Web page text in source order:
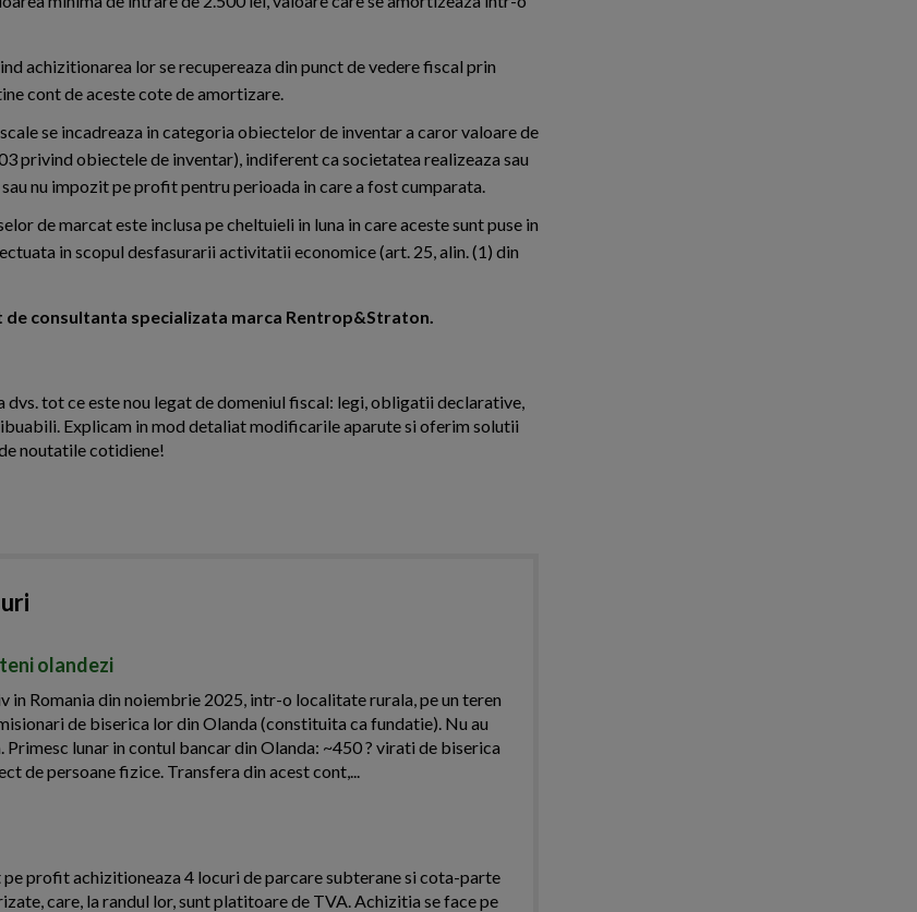
achizitionarea lor se recupereaza din punct de vedere fiscal prin
cont de aceste cote de amortizare.
se incadreaza in categoria obiectelor de inventar a caror valoare de
privind obiectele de inventar), indiferent ca societatea realizeaza sau
nu impozit pe profit pentru perioada in care a fost cumparata.
de marcat este inclusa pe cheltuieli in luna in care aceste sunt puse in
in scopul desfasurarii activitatii economice (art. 25, alin. (1) din
de consultanta specializata marca Rentrop&Straton.
dvs. tot ce este nou legat de domeniul fiscal: legi, obligatii declarative,
Explicam in mod detaliat modificarile aparute si oferim solutii
noutatile cotidiene!
olandezi
in Romania din noiembrie 2025, intr-o localitate rurala, pe un teren
de biserica lor din Olanda (constituita ca fundatie). Nu au
lunar in contul bancar din Olanda: ~450 ? virati de biserica
de persoane fizice. Transfera din acest cont,...
profit achizitioneaza 4 locuri de parcare subterane si cota-parte
care, la randul lor, sunt platitoare de TVA. Achizitia se face pe